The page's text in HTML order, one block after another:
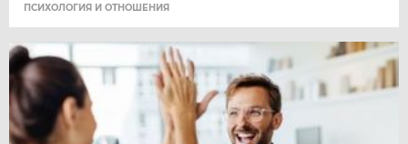
ПСИХОЛОГИЯ И ОТНОШЕНИЯ